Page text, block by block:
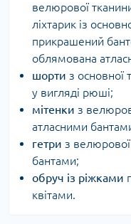
велюрової
ліхтарик із
прикрашений
облямована
шорти з основної
у вигляді рюші;
мітенки з
атласними
гетри з
бантами;
обруч із ріжками
квітами.